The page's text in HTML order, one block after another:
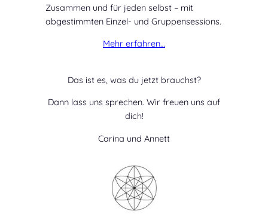
Zusammen und für jeden selbst – mit
abgestimmten Einzel- und Gruppensessions.
Mehr erfahren…
Das ist es, was du jetzt brauchst?
Dann lass uns sprechen. Wir freuen uns auf
dich!
Carina und Annett